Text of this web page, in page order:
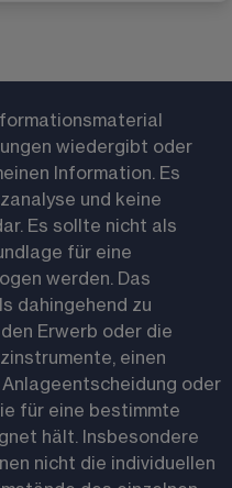
wiedergibt oder
Information. Es
und keine
Es sollte nicht als
für eine
werden. Das
dahingehend zu
Erwerb oder die
einen
oder
für eine bestimmte
hält. Insbesondere
nicht die individuellen